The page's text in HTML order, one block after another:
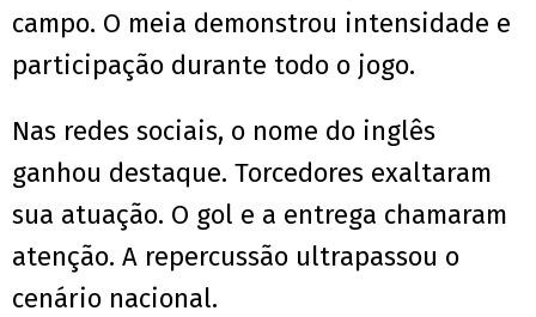
campo. O meia demonstrou intensidade e
participação durante todo o jogo.
Nas redes sociais, o nome do inglês
ganhou destaque. Torcedores exaltaram
sua atuação. O gol e a entrega chamaram
atenção. A repercussão ultrapassou o
cenário nacional.